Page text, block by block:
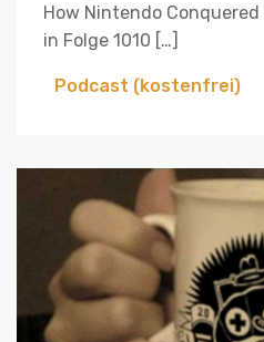
How Nintendo
in Folge 1010 […]
Podcast (kostenfrei)